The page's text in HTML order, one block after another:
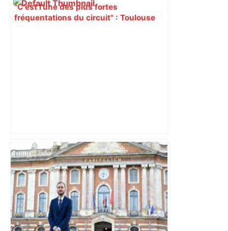
"C’est l’une des plus fortes
fréquentations du circuit" : Toulouse
ENTRETIEN. Municipales 2026 à
Toulouse : sous le feu des critiques,
Briançon assume son alliance avec
Piquemal, "ce n’est pas un accord de
postes" – ladepeche.fr